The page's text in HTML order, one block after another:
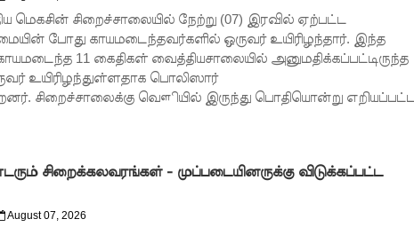
மெகசின் சிறைச்சாலையில் நேற்று (07) இரவில் ஏற்பட்ட
போது காயமடைந்தவர்களில் ஒருவர் உயிரிழந்தார். இந்த
11 கைதிகள் வைத்தியசாலையில் அனுமதிக்கப்பட்டிருந்த
உயிரிழந்துள்ளதாக பொலிஸார்
சிறைச்சாலைக்கு வௌியில் இருந்து பொதியொன்று
சிறைக்கலவரங்கள் - முப்படையினருக்கு விடுக்கப்பட்ட
August 07, 2026